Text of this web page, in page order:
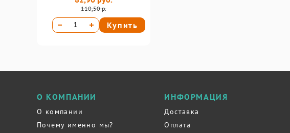
110,50 р.
Купить
О КОМПАНИИ
О компании
Почему именно мы?
ИНФОРМАЦИЯ
Доставка
Оплата